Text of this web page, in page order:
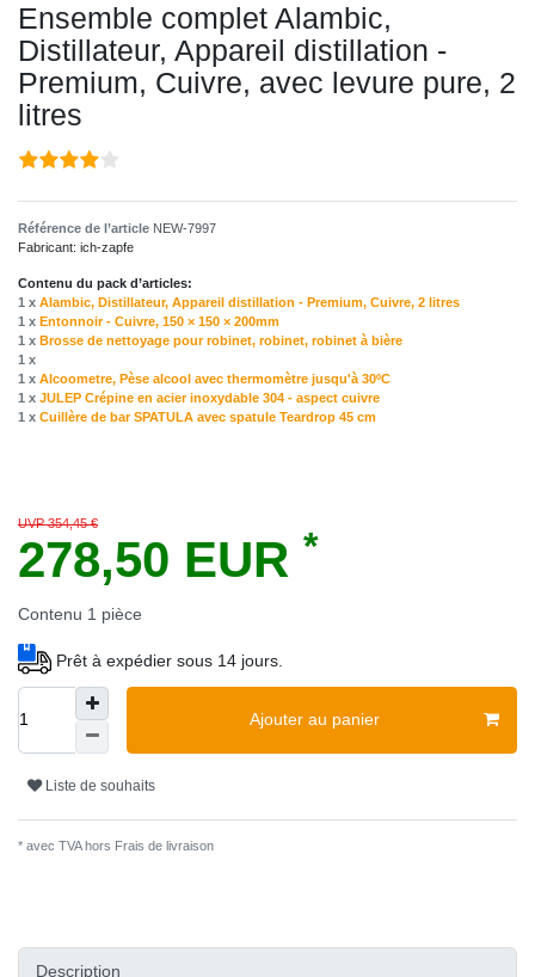
Ensemble complet Alambic,
Distillateur, Appareil distillation -
Premium, Cuivre, avec levure pure, 2
litres
Référence de l’article NEW-7997
Fabricant: ich-zapfe
Contenu du pack d’articles:
1 x Alambic, Distillateur, Appareil distillation - Premium, Cuivre, 2 litres
1 x Entonnoir - Cuivre, 150 × 150 × 200mm
1 x Brosse de nettoyage pour robinet, robinet, robinet à bière
1 x
1 x Alcoometre, Pèse alcool avec thermomètre jusqu'à 30ºC
1 x JULEP Crépine en acier inoxydable 304 - aspect cuivre
1 x Cuillère de bar SPATULA avec spatule Teardrop 45 cm
UVP 354,45 €
278,50 EUR *
Contenu 1 pièce
Prêt à expédier sous 14 jours.
Ajouter au panier
Liste de souhaits
* avec TVA hors Frais de livraison
Description